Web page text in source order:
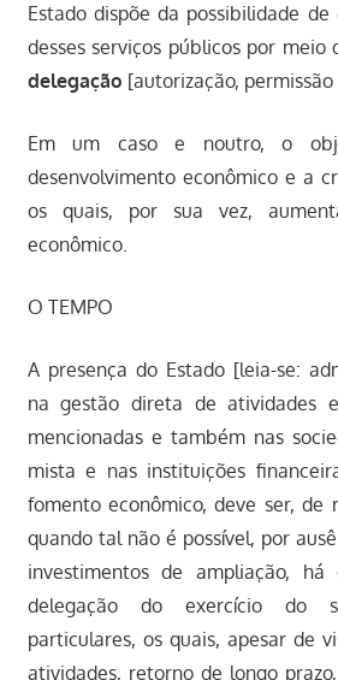
Estado dispõe da possibilidade
desses serviços públicos por meio
delegação [autorização, permissão
Em um caso e noutro, o
desenvolvimento econômico e a
os quais, por sua vez,
econômico.
O TEMPO
A presença do Estado [leia-se:
na gestão direta de atividades
mencionadas e também nas
mista e nas instituições
fomento econômico, deve ser, de
quando tal não é possível, por
investimentos de ampliação, há
delegação do exercício do
particulares, os quais, apesar de
atividades, retorno de longo